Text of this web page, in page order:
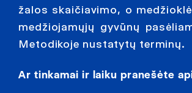
žalos skaičiavimo, o
medžiojamųjų gyvūnų
Metodikoje nustatytų terminų.
Ar tinkamai ir laiku pranešėte